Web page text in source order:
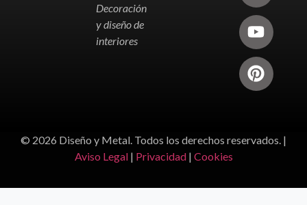
Decoración
y diseño de
interiores
© 2026 Diseño y Metal. Todos los derechos reservados. |
Aviso Legal| Privacidad| Cookies